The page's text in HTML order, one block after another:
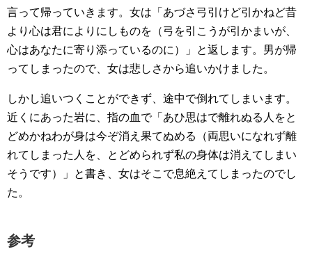
言って帰っていきます。女は「あづさ弓引けど引かねど昔
より心は君によりにしものを（弓を引こうが引かまいが、
心はあなたに寄り添っているのに）」と返します。男が帰
ってしまったので、女は悲しさから追いかけました。
しかし追いつくことができず、途中で倒れてしまいます。
近くにあった岩に、指の血で「あひ思はで離れぬる人をと
どめかねわが身は今ぞ消え果てぬめる（両思いになれず離
れてしまった人を、とどめられず私の身体は消えてしまい
そうです）」と書き、女はそこで息絶えてしまったのでし
た。
参考